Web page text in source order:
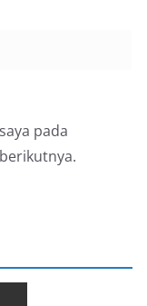
pada